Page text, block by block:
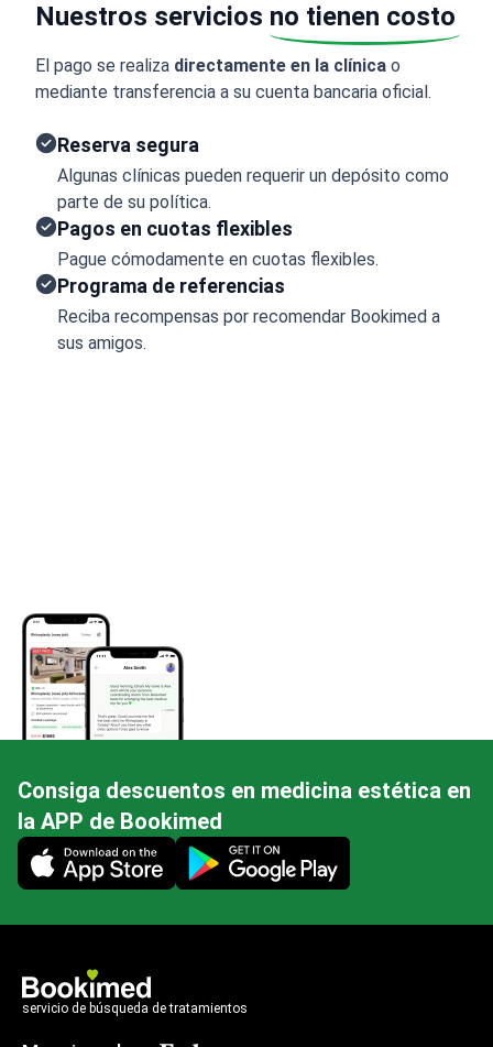
Nuestros servicios no tienen costo
El pago se realiza directamente en la clínica o
mediante transferencia a su cuenta bancaria oficial.
Reserva segura
Algunas clínicas pueden requerir un depósito como
parte de su política.
Pagos en cuotas flexibles
Pague cómodamente en cuotas flexibles.
Programa de referencias
Reciba recompensas por recomendar Bookimed a
sus amigos.
Consiga descuentos en medicina estética en
la APP de Bookimed
Mobile app illustration
servicio de búsqueda de tratamientos